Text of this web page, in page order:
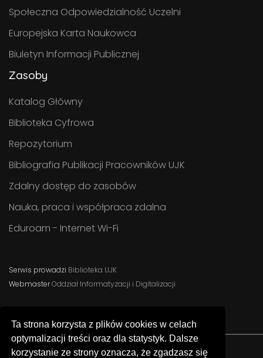
Społeczna Odpowiedzialność Uczelni
Europejska Karta Naukowca
Biuletyn Informacji Publicznej
Zasoby
Katalog Główny
Biblioteka Cyfrowa
Repozytorium
Bibliografia Publikacji Pracowników UJK
Zdalny dostęp do zasobów
Nauka, praca i współpraca zdalna
Eduroam - Internet Wi-Fi
Serwis prowadzi Biblioteka UJK
WebmasterOddział Informatyzacji i Digitalizacji
Ta strona korzysta z plików cookies w celach
optymalizacji treści oraz dla statystyk. Dalsze
korzystanie ze strony oznacza, że zgadzasz się